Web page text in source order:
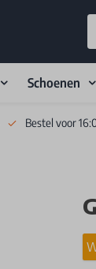
Schoenen
Bestel voor